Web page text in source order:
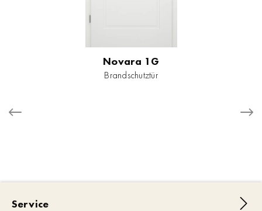
Novara 1G
Brandschutztür
Service